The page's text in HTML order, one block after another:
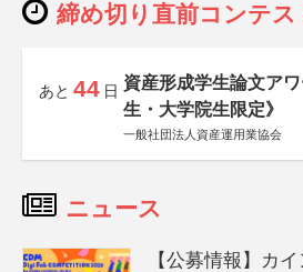
締め切り直前コンテス
あと 44 日 資産形成学生論文ア
生・大学院生限定》
一般社団法人資産運用業協会
ニュース
【公募情報】カ